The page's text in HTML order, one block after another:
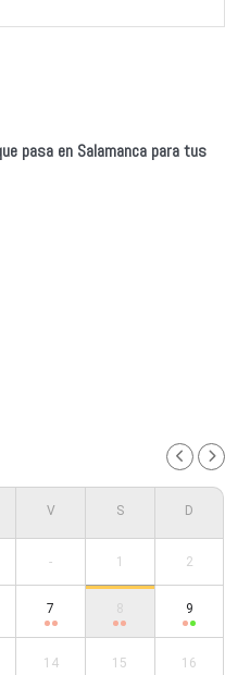
pasa en Salamanca para tus
- 1 2
7 8 9
14 15 16